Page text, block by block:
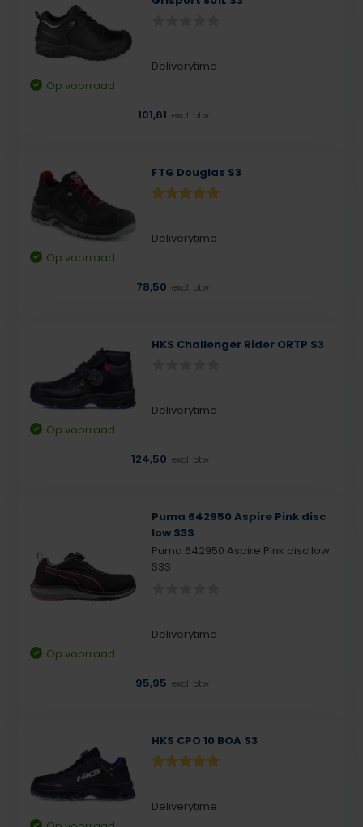
Deliverytime
Op voorraad
101,61 excl. btw
FTG Douglas S3
Deliverytime
Op voorraad
78,50 excl. btw
HKS Challenger Rider ORTP S3
Deliverytime
Op voorraad
124,50 excl. btw
Puma 642950 Aspire Pink disc
low S3S
Puma 642950 Aspire Pink disc low
S3S
Deliverytime
Op voorraad
95,95 excl. btw
HKS CPO 10 BOA S3
Deliverytime